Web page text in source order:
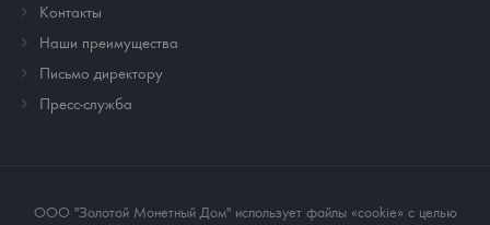
Контакты
Наши преимущества
Письмо директору
Пресс-служба
ООО "Золотой Монетный Дом" использует файлы «cookie» с целью